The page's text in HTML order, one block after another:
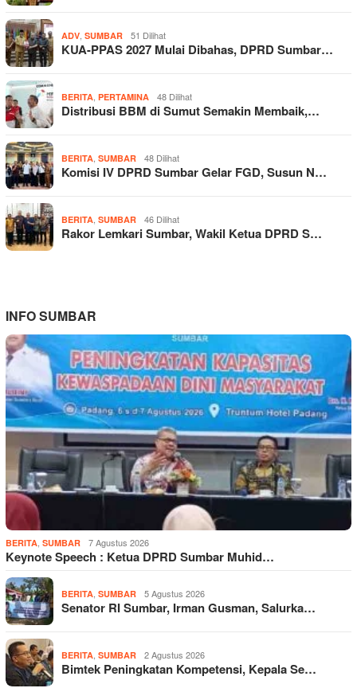
ADV SUMBAR 51 Dilihat
KUA-PPAS 2027 Mulai Dibahas, DPRD Sumbar…
BERITA PERTAMINA 48 Dilihat
Distribusi BBM di Sumut Semakin Membaik,…
BERITA SUMBAR 48 Dilihat
Komisi IV DPRD Sumbar Gelar FGD, Susun N…
BERITA SUMBAR 46 Dilihat
Rakor Lemkari Sumbar, Wakil Ketua DPRD S…
INFO SUMBAR
BERITA SUMBAR 7 Agustus 2026
Keynote Speech : Ketua DPRD Sumbar Muhid…
BERITA SUMBAR 5 Agustus 2026
Senator RI Sumbar, Irman Gusman, Salurka…
BERITA SUMBAR 2 Agustus 2026
Bimtek Peningkatan Kompetensi, Kepala Se…